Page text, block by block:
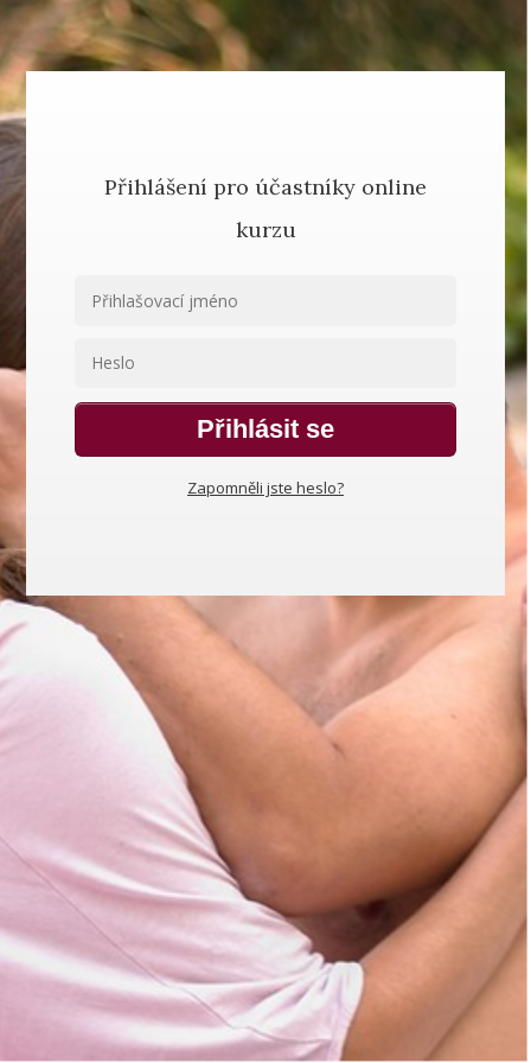
Přihlášení pro účastníky online
kurzu
Přihlásit se
Zapomněli jste heslo?